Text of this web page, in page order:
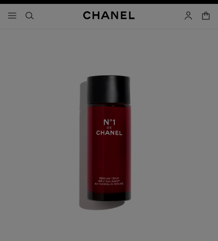
選單 - 主導覽
- 主選單搜尋 帳戶
購物